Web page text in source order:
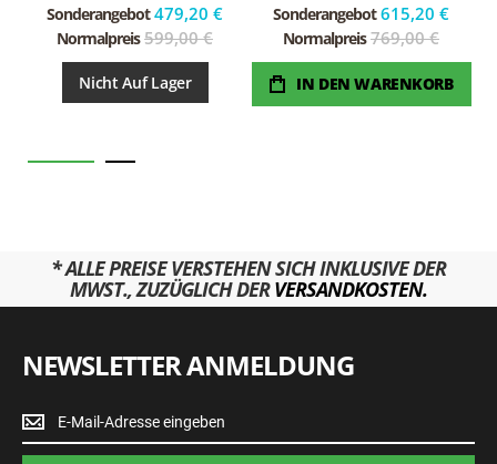
Sonderangebot 479,20 €
Normalpreis 599,00 €
Nicht Auf Lager
Sonderangebot 615,20 €
Normalpreis 769,00 €
IN DEN WARENKORB
* ALLE PREISE VERSTEHEN SICH INKLUSIVE DER
MWST., ZUZÜGLICH DERVERSANDKOSTEN.
NEWSLETTER ANMELDUNG
Newsletter
Anmeldung